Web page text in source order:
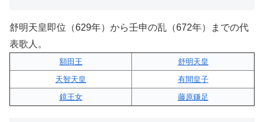
舒明天皇即位（629年）から壬申の乱（672年）までの代
表歌人。
額田王
舒明天皇
天智天皇
有間皇子
鏡王女
藤原鎌足